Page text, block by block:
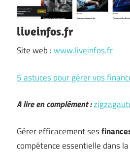
liveinfos.fr
Site web :www.liveinfos.fr
5 astuces pour gérer vos
A lire en complément :
Gérer efficacement ses
compétence essentielle dans